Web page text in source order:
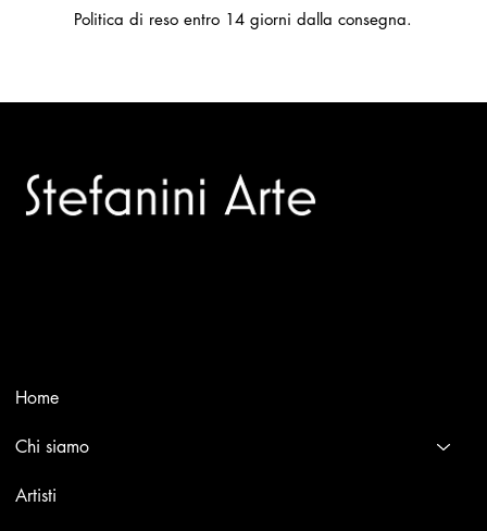
Politica di reso entro 14 giorni dalla consegna.
Home
Chi siamo
Artisti